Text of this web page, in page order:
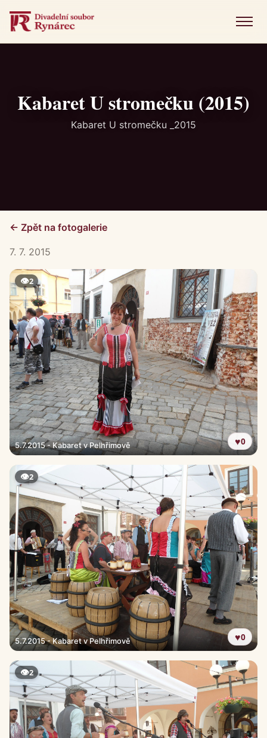
Kniha návštěv
Kabaret U stromečku (2015)
Kabaret U stromečku _2015
← Zpět na fotogalerie
7. 7. 2015
5.7.2015 - Kabaret v Pelhřimově
👁2
♥0
5.7.2015 - Kabaret v Pelhřimově
👁2
♥0
👁2